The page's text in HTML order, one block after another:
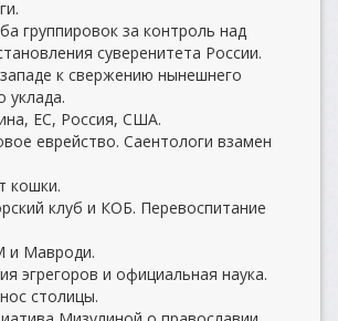
группировок за контроль над
суверенитета России.
к свержению нынешнего
уклада.
ЕС, Россия, США.
еврейство. Саентологи взамен
кошки.
клуб и КОБ. Перевоспитание
Мавроди.
эгрегоров и официальная наука.
столицы.